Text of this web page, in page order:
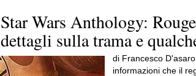
Star Wars Anthology:
dettagli sulla trama e
di Francesco
informazioni che il